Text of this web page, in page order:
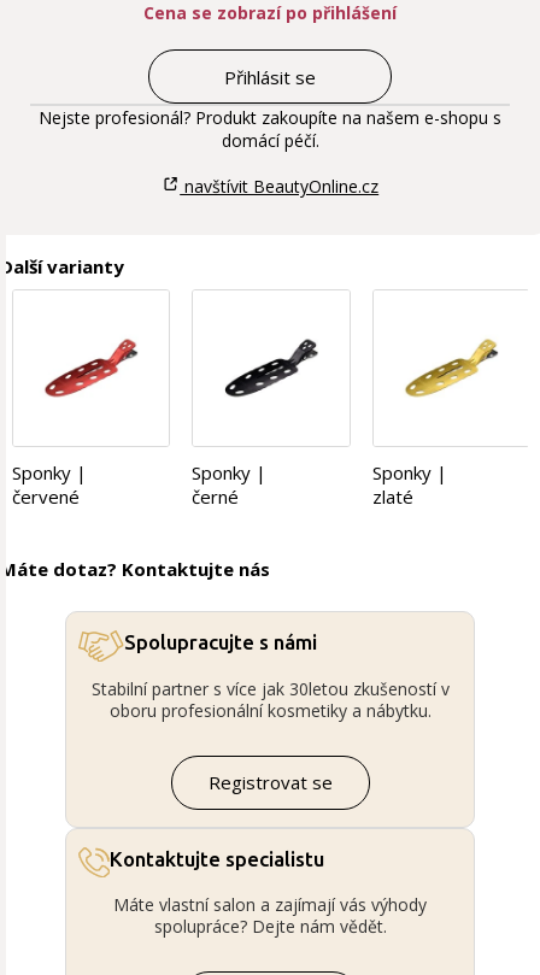
Cena se zobrazí po přihlášení
Přihlásit se
Nejste profesionál? Produkt zakoupíte na našem e-shopu s
domácí péčí.
navštívit BeautyOnline.cz
Další varianty
Sponky |
červené
Sponky |
černé
Sponky |
zlaté
Máte dotaz? Kontaktujte nás
Spolupracujte s námi
Stabilní partner s více jak 30letou zkušeností v
oboru profesionální kosmetiky a nábytku.
Registrovat se
Kontaktujte specialistu
Máte vlastní salon a zajímají vás výhody
spolupráce? Dejte nám vědět.